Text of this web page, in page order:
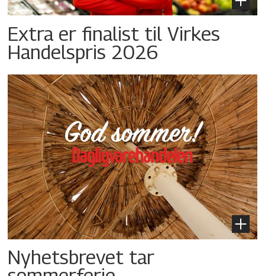
Extra er finalist til Virkes
Handelspris 2026
Nyhetsbrevet tar